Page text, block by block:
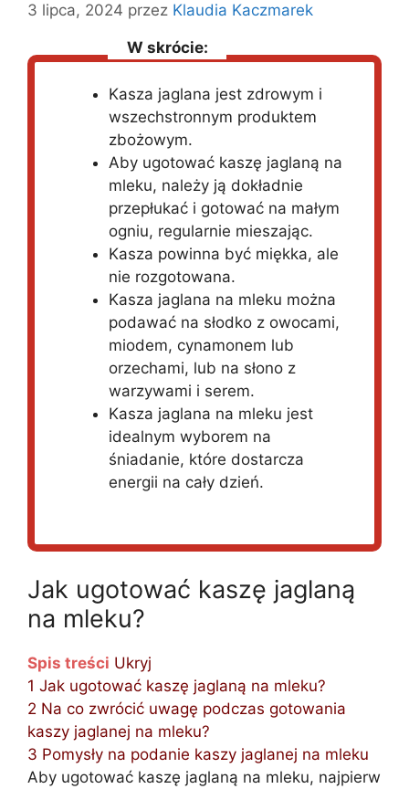
3 lipca, 2024 przez Klaudia Kaczmarek
W skrócie:
Kasza jaglana jest zdrowym i
wszechstronnym produktem
zbożowym.
Aby ugotować kaszę jaglaną na
mleku, należy ją dokładnie
przepłukać i gotować na małym
ogniu, regularnie mieszając.
Kasza powinna być miękka, ale
nie rozgotowana.
Kasza jaglana na mleku można
podawać na słodko z owocami,
miodem, cynamonem lub
orzechami, lub na słono z
warzywami i serem.
Kasza jaglana na mleku jest
idealnym wyborem na
śniadanie, które dostarcza
energii na cały dzień.
Jak ugotować kaszę jaglaną
na mleku?
Spis treści Ukryj
1 Jak ugotować kaszę jaglaną na mleku?
2 Na co zwrócić uwagę podczas gotowania
kaszy jaglanej na mleku?
3 Pomysły na podanie kaszy jaglanej na mleku
Aby ugotować kaszę jaglaną na mleku, najpierw